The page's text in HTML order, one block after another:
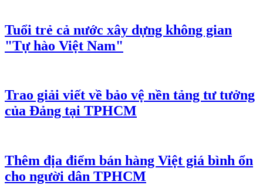
Tuổi trẻ cả nước xây dựng không gian
"Tự hào Việt Nam"
Trao giải viết về bảo vệ nền tảng tư tưởng
của Đảng tại TPHCM
Thêm địa điểm bán hàng Việt giá bình ổn
cho người dân TPHCM